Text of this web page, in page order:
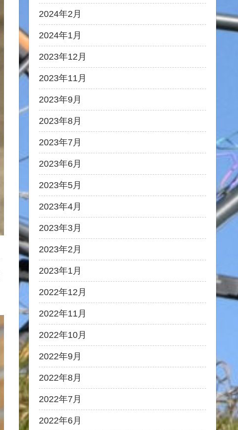
2024年2月
2024年1月
2023年12月
2023年11月
2023年9月
2023年8月
2023年7月
2023年6月
2023年5月
2023年4月
2023年3月
2023年2月
2023年1月
2022年12月
2022年11月
2022年10月
2022年9月
2022年8月
2022年7月
2022年6月